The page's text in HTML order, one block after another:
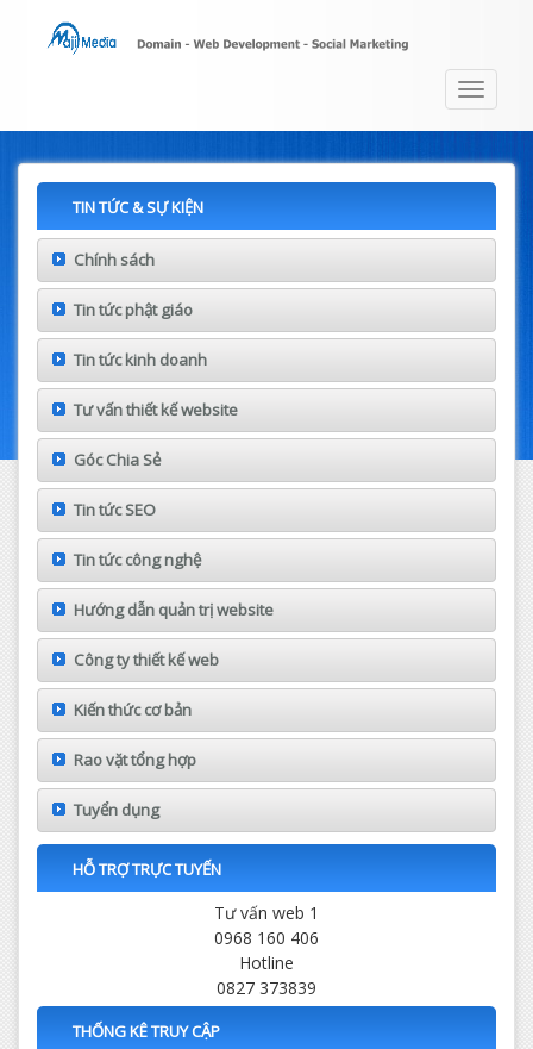
Toggle
TIN TỨC & SỰ KIỆN
Chính sách
Tin tức phật giáo
Tin tức kinh doanh
Tư vấn thiết kế website
Góc Chia Sẻ
Tin tức SEO
Tin tức công nghệ
Hướng dẫn quản trị website
Công ty thiết kế web
Kiến thức cơ bản
Rao vặt tổng hợp
Tuyển dụng
HỖ TRỢ TRỰC TUYẾN
Tư vấn web 1
0968 160 406
Hotline
0827 373839
THỐNG KÊ TRUY CẬP